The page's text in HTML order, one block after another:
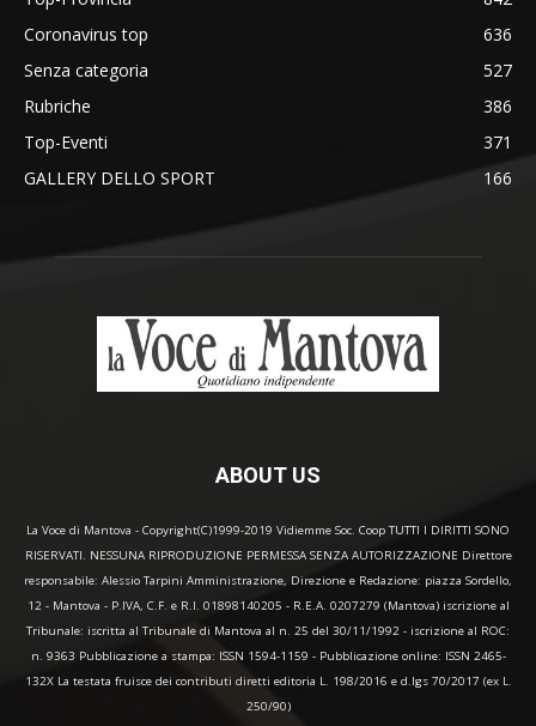
Coronavirus top
636
Senza categoria
527
Rubriche
386
Top-Eventi
371
GALLERY DELLO SPORT
166
ABOUT US
La Voce di Mantova - Copyright(C)1999-2019 Vidiemme Soc. Coop TUTTI I DIRITTI SONO
RISERVATI. NESSUNA RIPRODUZIONE PERMESSA SENZA AUTORIZZAZIONE Direttore
responsabile: Alessio Tarpini Amministrazione, Direzione e Redazione: piazza Sordello,
12 - Mantova - P.IVA, C.F. e R.I. 01898140205 - R.E.A. 0207279 (Mantova) iscrizione al
Tribunale: iscritta al Tribunale di Mantova al n. 25 del 30/11/1992 - iscrizione al ROC:
n. 9363 Pubblicazione a stampa: ISSN 1594-1159 - Pubblicazione online: ISSN 2465-
132X La testata fruisce dei contributi diretti editoria L. 198/2016 e d.lgs 70/2017 (ex L.
250/90)